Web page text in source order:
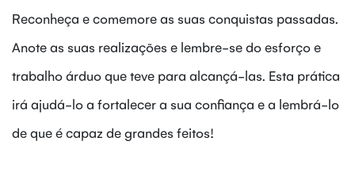
Reconheça e comemore as suas conquistas passadas.
Anote as suas realizações e lembre-se do esforço e
trabalho árduo que teve para alcançá-las. Esta prática
irá ajudá-lo a fortalecer a sua confiança e a lembrá-lo
de que é capaz de grandes feitos!